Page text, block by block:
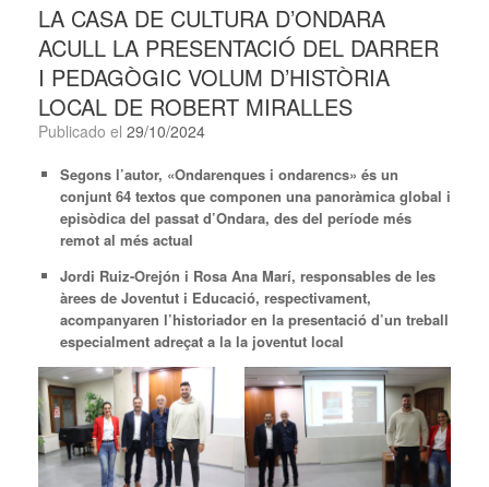
LA CASA DE CULTURA D’ONDARA
ACULL LA PRESENTACIÓ DEL DARRER
I PEDAGÒGIC VOLUM D’HISTÒRIA
LOCAL DE ROBERT MIRALLES
Publicado el 29/10/2024
Segons l’autor, «Ondarenques i ondarencs» és un
conjunt 64 textos que componen una panoràmica global i
episòdica del passat d’Ondara, des del període més
remot al més actual
Jordi Ruiz-Orejón i Rosa Ana Marí, responsables de les
àrees de Joventut i Educació, respectivament,
acompanyaren l’historiador en la presentació d’un treball
especialment adreçat a la la joventut local